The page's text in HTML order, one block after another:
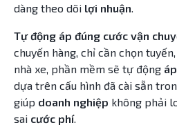
dàng theo dõi lợi nhuận.
Tự động áp đúng cước vận
chuyến hàng, chỉ cần chọn
nhà xe, phần mềm sẽ tự động
dựa trên cấu hình đã cài sẵn
giúp doanh nghiệp không phải
sai cước phí.